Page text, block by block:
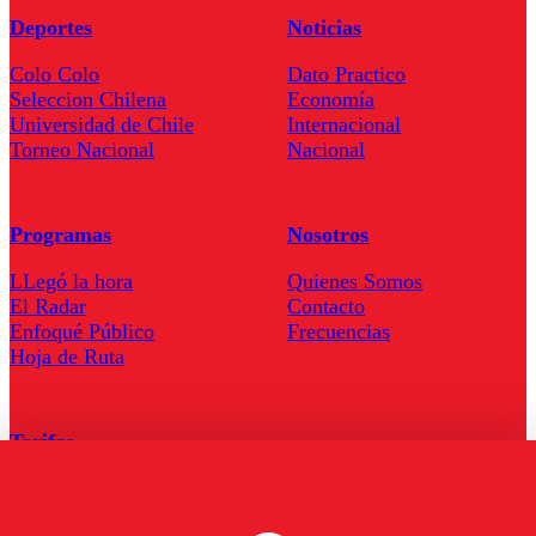
Deportes
Colo Colo
Seleccion Chilena
Universidad de Chile
Torneo Nacional
Noticias
Dato Practico
Economía
Internacional
Nacional
Programas
LLegó la hora
El Radar
Enfoqué Público
Hoja de Ruta
Nosotros
Quienes Somos
Contacto
Frecuencias
Tarifas